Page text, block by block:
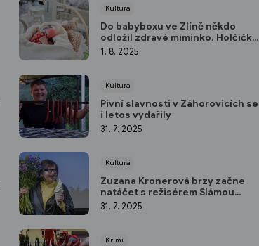
Kultura
Do babyboxu ve Zlíně někdo
odložil zdravé miminko. Holčička
dostala krásné jméno
1. 8. 2025
Kultura
Pivní slavnosti v Záhorovicích se
i letos vydařily
31. 7. 2025
Kultura
Zuzana Kronerová brzy začne
natáčet s režisérem Slámou
nový film
31. 7. 2025
Krimi